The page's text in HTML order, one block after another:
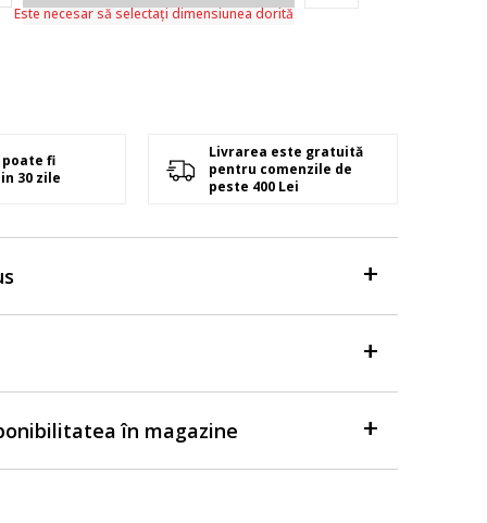
Este necesar să selectați dimensiunea dorită
poate fi
30 zile
Livrarea este gratuită
pentru comenzile de
peste 400 Lei
în magazine